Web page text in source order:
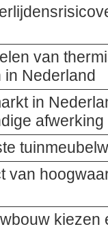
van
Nederland
in
afwerking
van